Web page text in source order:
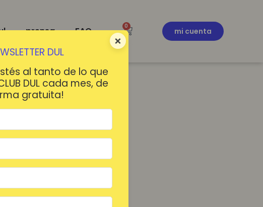
×
DUL
al tanto de lo que
DUL cada mes, de
gratuita!
prensa FAQ 0
mi cuenta